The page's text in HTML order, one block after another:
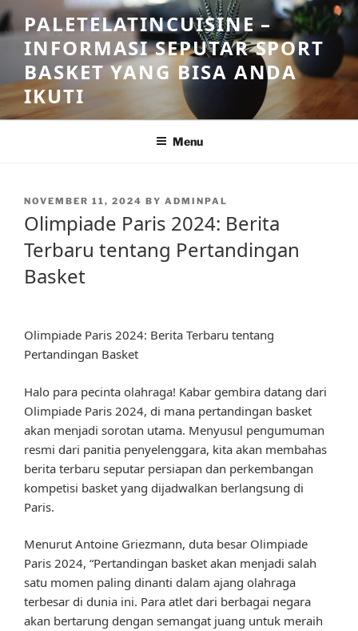
Skip
to
content
PALETELATINCUISINE –
INFORMASI SEPUTAR SPORT
BASKET YANG BISA ANDA
IKUTI
Menu
POSTED
NOVEMBER 11, 2024 BY ADMINPAL
Olimpiade Paris 2024: Berita
Terbaru tentang Pertandingan
Basket
Olimpiade Paris 2024: Berita Terbaru tentang
Pertandingan Basket
Halo para pecinta olahraga! Kabar gembira datang dari
Olimpiade Paris 2024, di mana pertandingan basket
akan menjadi sorotan utama. Menyusul pengumuman
resmi dari panitia penyelenggara, kita akan membahas
berita terbaru seputar persiapan dan perkembangan
kompetisi basket yang dijadwalkan berlangsung di
Paris.
Menurut Antoine Griezmann, duta besar Olimpiade
Paris 2024, “Pertandingan basket akan menjadi salah
satu momen paling dinanti dalam ajang olahraga
terbesar di dunia ini. Para atlet dari berbagai negara
akan bertarung dengan semangat juang untuk meraih